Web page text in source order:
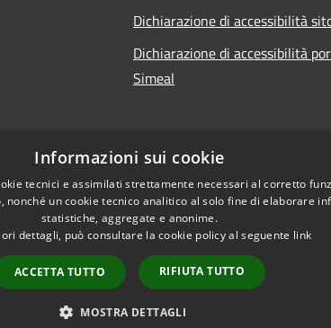
Dichiarazione di accessibilità
Dichiarazione di accessibilità
Simeal
Riservate Copyright © 2026 • Comune
Informazioni sui cookie
tecnici e assimilati strettamente necessari al corretto
nonché un cookie tecnico analitico al solo fine di elaborare
statistiche, aggregate e anonime.
dettagli, può consultare la cookie policy al seguente link
ACCETTA TUTTO RIFIUTA TUTTO
MOSTRA DETTAGLI